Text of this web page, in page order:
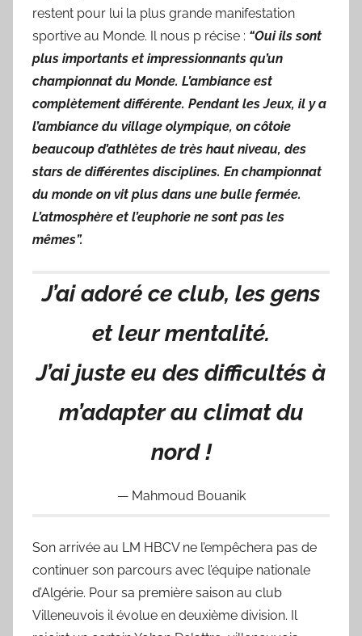
restent pour lui la plus grande manifestation
sportive au Monde. Il nous p récise : “Oui ils sont
plus importants et impressionnants qu’un
championnat du Monde. L’ambiance est
complètement différente. Pendant les Jeux, il y a
l’ambiance du village olympique, on côtoie
beaucoup d’athlètes de très haut niveau, des
stars de différentes disciplines. En championnat
du monde on vit plus dans une bulle fermée.
L’atmosphère et l’euphorie ne sont pas les
mêmes”.
J’ai adoré ce club, les gens
et leur mentalité.
J’ai juste eu des difficultés à
m’adapter au climat du
nord !
Mahmoud Bouanik
Son arrivée au LM HBCV ne l’empêchera pas de
continuer son parcours avec l’équipe nationale
d’Algérie. Pour sa première saison au club
Villeneuvois il évolue en deuxième division. Il